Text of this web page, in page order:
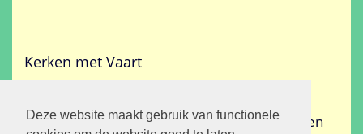
Deze website maakt gebruik van functionele
Kerken met Vaart
allerlei informatie over de kerken die meedoen